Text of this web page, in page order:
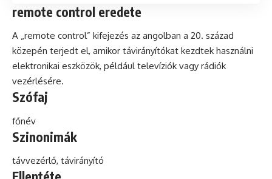
remote control eredete
A „remote control” kifejezés az angolban a 20. század
közepén terjedt el, amikor távirányítókat kezdtek használni
elektronikai eszközök, például televíziók vagy rádiók
vezérlésére.
Szófaj
főnév
Szinonimák
távvezérlő, távirányító